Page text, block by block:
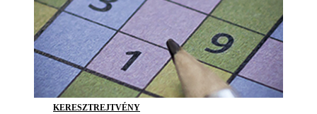
KERESZTREJTVÉNY